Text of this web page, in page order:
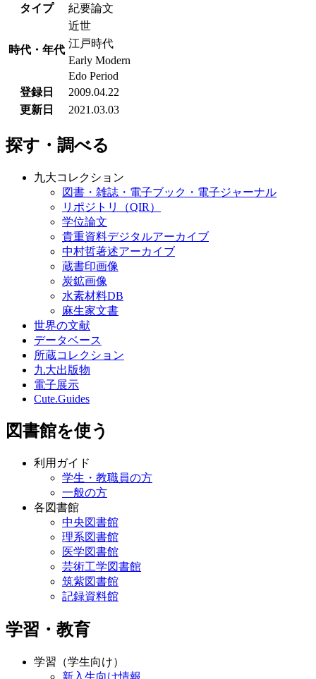
タイプ 紀要論文
時代・年代
近世
江戸時代
Early Modern
Edo Period
登録日
2009.04.22
更新日
2021.03.03
探す・調べる
九大コレクション
図書・雑誌・電子ブック・電子ジャーナル
リポジトリ（QIR）
学位論文
貴重資料デジタルアーカイブ
中村哲著述アーカイブ
蔵書印画像
炭鉱画像
水素材料DB
麻生家文書
世界の文献
データベース
所蔵コレクション
九大出版物
電子展示
Cute.Guides
図書館を使う
利用ガイド
学生・教職員の方
一般の方
各図書館
中央図書館
理系図書館
医学図書館
芸術工学図書館
筑紫図書館
記録資料館
学習・教育
学習（学生向け）
新入生向け情報